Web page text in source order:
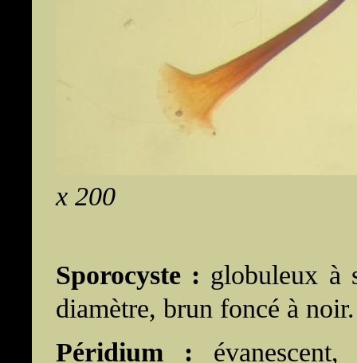
x 200
Sporocyste : globuleux à
diamètre, brun foncé à noir.
Péridium :